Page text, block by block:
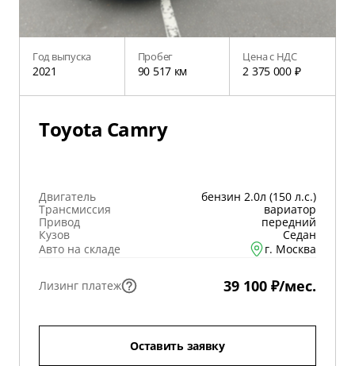
Год выпуска
2021
Пробег
90 517 км
Цена с НДС
2 375 000 ₽
Toyota Camry
Двигатель
бензин 2.0л (150 л.с.)
Трансмиссия
вариатор
Привод
передний
Кузов
Седан
Авто на складе
г. Москва
Лизинг платеж 39 100 ₽/мес.
Оставить заявку